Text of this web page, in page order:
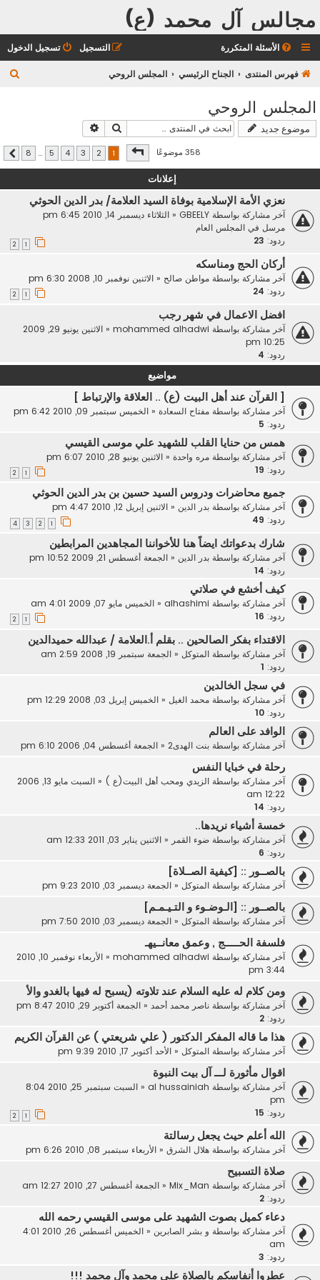
مجالس آل محمد (ع)
الأسئلة المتكررة تسجيل الدخول التسجيل
فهرس المنتدى الجناح الرئيسي المجلس الروحي
ب
المجلس الروحي
موضوع جديد بحث
358 موضوعًا صفحة من8
2
3
4
5
…
8 التالي
إعلانات
نعزي الأمة الإسلامية بوفاة السيد العلامة/ بدر الدين الحوثي
آخر مشاركة بواسطة GBEELY
« الثلاثاء ديسمبر 14, 2010 6:45 pm
مرسل في المجلس العام
ردود: 23
أركان الحج ومناسكه
آخر مشاركة بواسطة مواطن صالح« الاثنين نوفمبر 10, 2008 6:30 pm
ردود: 24
افضل الاعمال في شهر رجب
آخر مشاركة بواسطة mohammed alhadwi
«
الاثنين يونيو 29, 2009
10:25 pm
ردود: 4
مواضيع
[ القرآن عند أهل البيت (ع) .. العلاقة والإرتباط ]
آخر مشاركة بواسطة مفتاح السعادة« الخميس سبتمبر 09, 2010 6:42 pm
ردود: 5
همس من حنايا القلب للشهيد علي موسى القيسي
آخر مشاركة بواسطة مره واحدة« الاثنين يونيو 28, 2010 6:07 pm
ردود: 19
جميع محاضرات ودروس السيد حسين بن بدر الدين الحوثي
آخر مشاركة بواسطة بدر الدين« الاثنين إبريل 12, 2010 4:47 pm
ردود: 49
3
4
شارك بدعواتك ايضاً هنا للأخواننا المجاهدين المرابطين
آخر مشاركة بواسطة بدر الدين« الجمعة أغسطس 21, 2009 10:52 pm
ردود: 14
كيف أخشع في صلاتي
آخر مشاركة بواسطة alhashimi
« الخميس مايو 07, 2009 4:01 am
ردود: 16
الاقتداء بفكر الصالحين .. بقلم أ.العلامة / عبدالله حميدالدين
آخر مشاركة بواسطة المتوكل « الجمعة سبتمبر 19, 2008 2:59 am
ردود:
في سجل الخالدين
آخر مشاركة بواسطة محمد الغيل « الخميس إبريل 03, 2008 12:29 pm
ردود: 10
الوافد على العالم
آخر مشاركة بواسطة بنت الهدى2 « الجمعة أغسطس 04, 2006 6:10 pm
رحلة في خبايا النفس
آخر مشاركة بواسطة الزيدي ومحب أهل البيت(ع )«
السبت مايو 13, 2006
12:22 am
ردود: 14
خمسة أشياء نريدها..
آخر مشاركة بواسطة ضوء القمر« الاثنين يناير 03, 2011 12:33 am
ردود: 6
بالصــور :: [كيفية الصــلاة]
آخر مشاركة بواسطة المتوكل « الجمعة ديسمبر 03, 2010 9:23 pm
بالصــور :: [الـوضـوء و التـيـمـم]
آخر مشاركة بواسطة المتوكل « الجمعة ديسمبر 03, 2010 7:50 pm
فلسفة الحـــــج , وعمق معانــيهـ
آخر مشاركة بواسطة mohammed alhadwi
«
الأربعاء نوفمبر 10, 2010
3:44 pm
ومن كلام له عليه السلام عند تلاوته (يسبح له فيها بالغدو والأ
آخر مشاركة بواسطة ناصر محمد أحمد« الجمعة أكتوبر 29, 2010 8:47 pm
ردود: 2
هذا ما قاله المفكر الدكتور ( علي شريعتي ) عن القرآن الكريم
آخر مشاركة بواسطة المتوكل « الأحد أكتوبر 17, 2010 9:39 pm
اقوال مأثورة لـــ آل بيت النبوة
آخر مشاركة بواسطة al hussainiah
«
السبت سبتمبر 25, 2010 8:04
pm
ردود: 15
الله أعلم حيث يجعل رسالتة
آخر مشاركة بواسطة هلال الشرق« الأربعاء سبتمبر 08, 2010 6:26 pm
صلاة التسبيح
آخر مشاركة بواسطة Mix_Man
« الجمعة أغسطس 27, 2010 12:27 am
ردود: 2
دعاء كميل بصوت الشهيد على موسى القيسي رحمه الله
آخر مشاركة بواسطة و بشر الصابرين«
الخميس أغسطس 26, 2010 4:01
am
ردود: 3
عطروا أنفاسكم بالصلاة على محمد وآل محمد !!!